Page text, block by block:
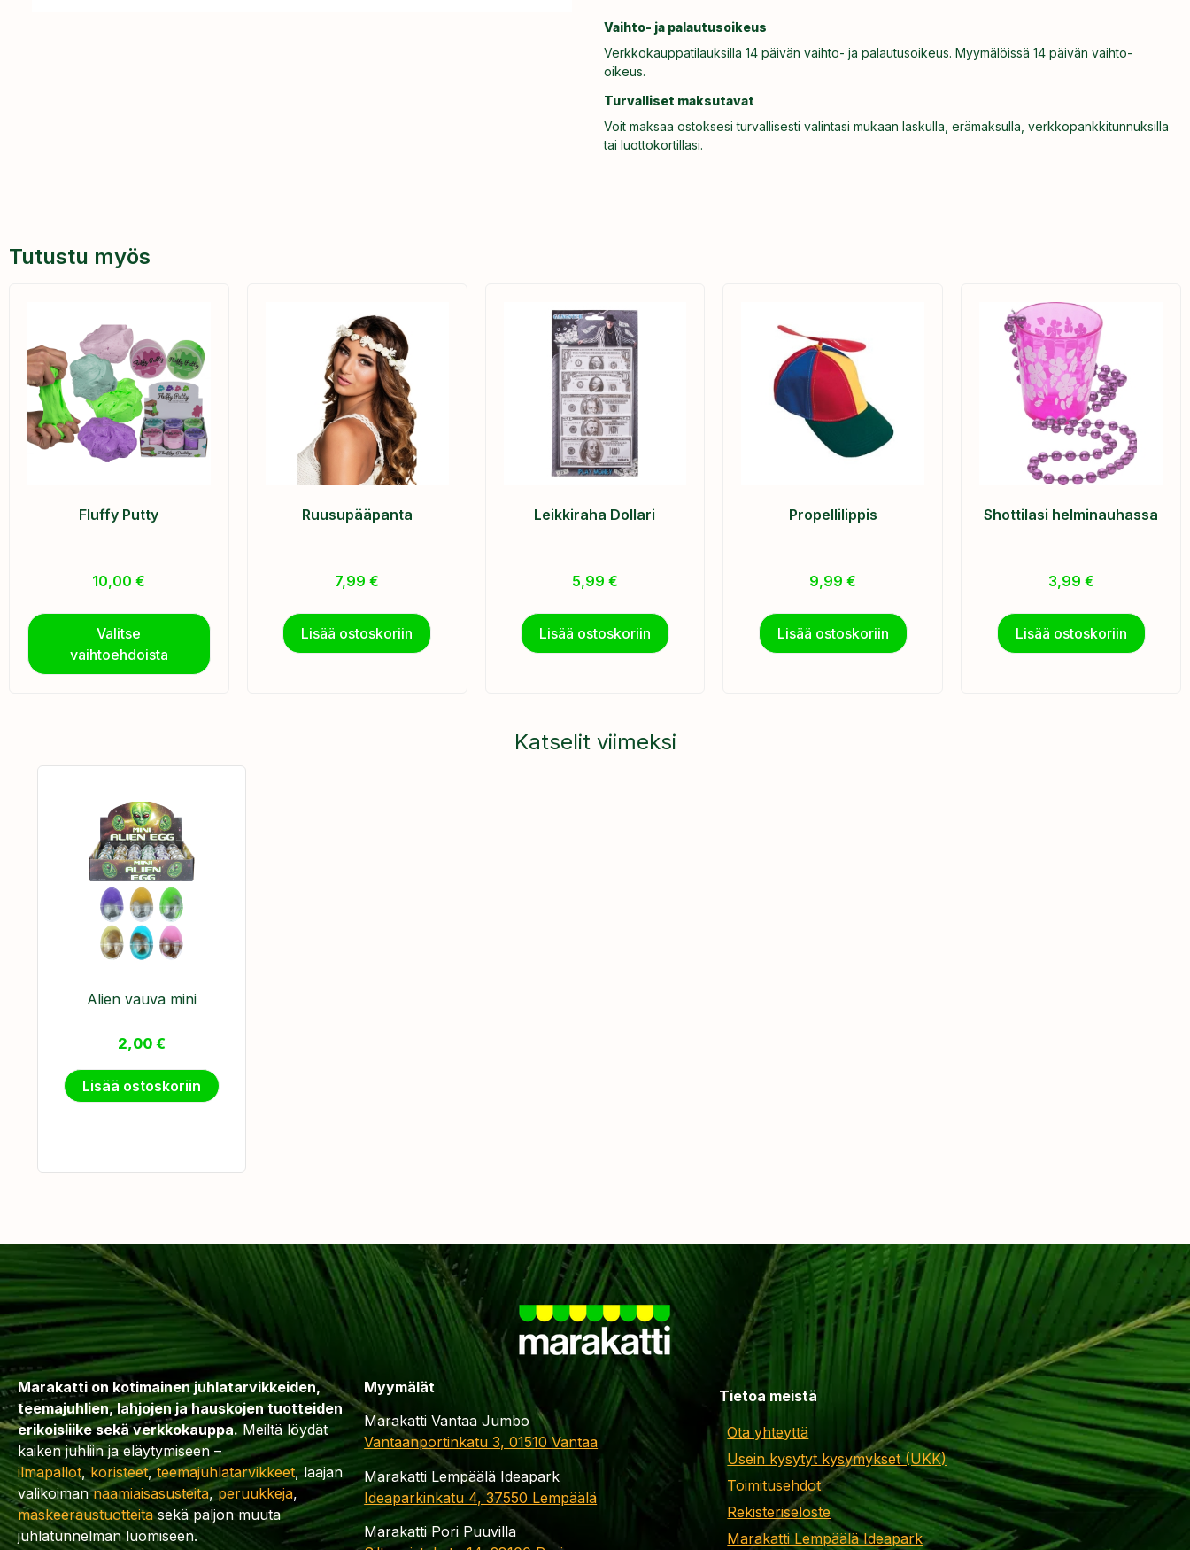
Vaihto- ja palautusoikeus
Verkkokauppatilauksilla 14 päivän vaihto- ja palautusoikeus. Myymälöissä 14 päivän vaihto-
oikeus.
Turvalliset maksutavat
Voit maksaa ostoksesi turvallisesti valintasi mukaan laskulla, erämaksulla, verkkopankkitunnuksilla
tai luottokortillasi.
Tutustu myös
Fluffy Putty
10,00€
Valitse
vaihtoehdoista
Ruusupääpanta
7,99€
Lisää ostoskoriin
Leikkiraha Dollari
5,99 €
Lisää ostoskoriin
Propellilippis
9,99€
Lisää ostoskoriin
Shottilasi helminauhassa
3,99 €
Lisää ostoskoriin
Katselit viimeksi
Alien vauva mini
2,00 €
Lisää ostoskoriin
Marakatti on kotimainen juhlatarvikkeiden,
teemajuhlien, lahjojen ja hauskojen tuotteiden
erikoisliike sekä verkkokauppa.Meiltä löydät
kaiken juhliin ja eläytymiseen –
ilmapallot,koristeet,teemajuhlatarvikkeet, laajan
valikoimannaamiaisasusteita,peruukkeja,
maskeeraustuotteitasekä paljon muuta
juhlatunnelman luomiseen.
Myymälät
Marakatti Vantaa Jumbo
Vantaanportinkatu 3, 01510 Vantaa
Marakatti Lempäälä Ideapark
Ideaparkinkatu 4, 37550 Lempäälä
Marakatti Pori Puuvilla
Tietoa meistä
Ota yhteyttä
Usein kysytyt kysymykset (UKK)
Toimitusehdot
Rekisteriseloste
Marakatti Lempäälä Ideapark